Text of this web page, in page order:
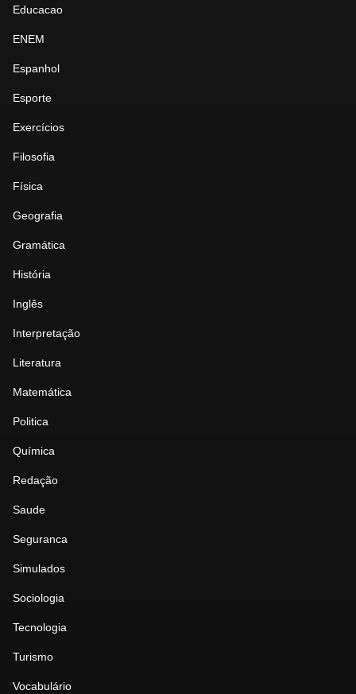
Educacao
ENEM
Espanhol
Esporte
Exercícios
Filosofia
Física
Geografia
Gramática
História
Inglês
Interpretação
Literatura
Matemática
Politica
Química
Redação
Saude
Seguranca
Simulados
Sociologia
Tecnologia
Turismo
Vocabulário